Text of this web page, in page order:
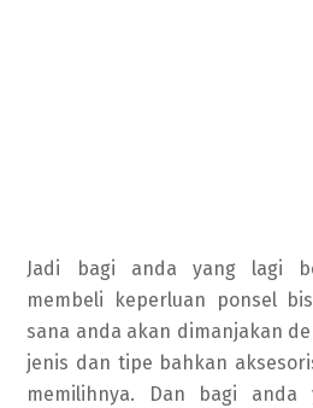
Jadi bagi anda yang lagi
membeli keperluan ponsel
sana anda akan dimanjakan
jenis dan tipe bahkan
memilihnya. Dan bagi anda